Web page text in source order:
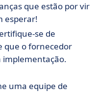
que estão por vir
esperar!
se de
que o fornecedor
implementação.
uma equipe de